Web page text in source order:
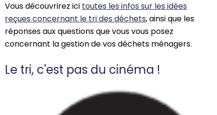
Vous découvrirez ici toutes les infos sur les idées
reçues concernant le tri des déchets, ainsi que les
réponses aux questions que vous vous posez
concernant la gestion de vos déchets ménagers.
Le tri, c'est pas du cinéma !